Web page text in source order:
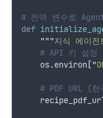
# 전역 변수로
def
"""지식 에이전
# API 키 설정
    os
.environ ["
# PDF URL (